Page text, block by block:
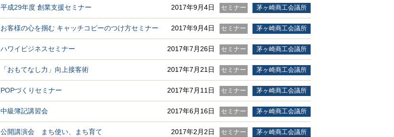
平成29年度 創業支援セミナー 茅ヶ崎商工会議所
セミナー
2017年9月4日
お客様の心を掴む キャッチコピーのつけ方セミナー 茅ヶ崎商工会議所
セミナー
2017年9月4日
ハワイビジネスセミナー 茅ヶ崎商工会議所
セミナー
2017年7月26日
「おもてなし力」向上接客術 茅ヶ崎商工会議所
セミナー
2017年7月21日
POPづくりセミナー 茅ヶ崎商工会議所
セミナー
2017年7月11日
中級簿記講習会 茅ヶ崎商工会議所
セミナー
2017年6月16日
公開講演会 まち使い、まち育て 茅ヶ崎商工会議所
セミナー
2017年2月2日